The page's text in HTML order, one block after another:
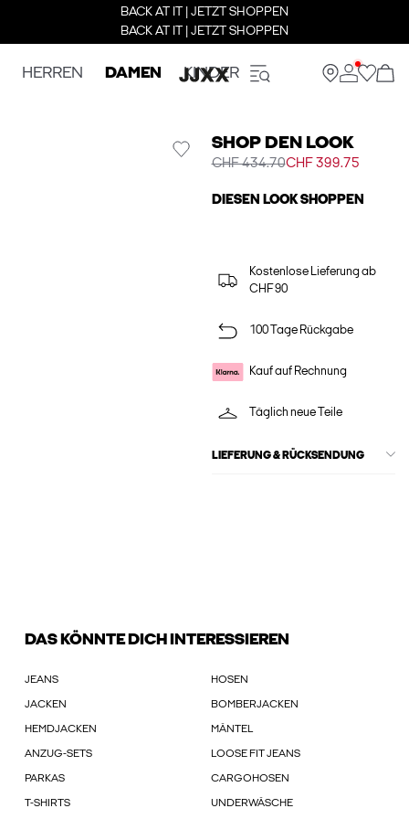
BACK AT IT | JETZT SHOPPEN
BACK AT IT | JETZT SHOPPEN
HERREN DAMEN KINDER
SHOP DEN LOOK
CHF 434.70CHF 399.75
DIESEN LOOK SHOPPEN
Kostenlose Lieferung ab
CHF 90
100 Tage Rückgabe
Kauf auf Rechnung
Täglich neue Teile
LIEFERUNG & RÜCKSENDUNG
DAS KÖNNTE DICH INTERESSIEREN
JEANS HOSEN
JACKEN BOMBERJACKEN
HEMDJACKEN MÄNTEL
ANZUG-SETS LOOSE FIT JEANS
PARKAS CARGOHOSEN
T-SHIRTS UNDERWÄSCHE